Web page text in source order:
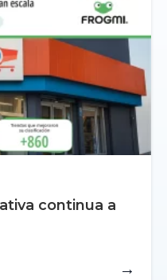
continua a
→